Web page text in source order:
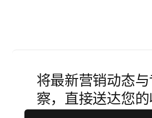
将最新营销动态与
察，直接送达您